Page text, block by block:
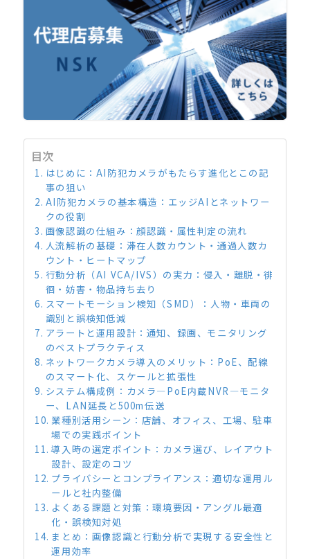
目次
はじめに：AI防犯カメラがもたらす進化とこの記
事の狙い
AI防犯カメラの基本構造：エッジAIとネットワー
クの役割
画像認識の仕組み：顔認識・属性判定の流れ
人流解析の基礎：滞在人数カウント・通過人数カ
ウント・ヒートマップ
行動分析（AI VCA/IVS）の実力：侵入・離脱・徘
徊・妨害・物品持ち去り
スマートモーション検知（SMD）：人物・車両の
識別と誤検知低減
アラートと運用設計：通知、録画、モニタリング
のベストプラクティス
ネットワークカメラ導入のメリット：PoE、配線
のスマート化、スケールと拡張性
システム構成例：カメラ—PoE内蔵NVR—モニタ
ー、LAN延長と500m伝送
業種別活用シーン：店舗、オフィス、工場、駐車
場での実践ポイント
導入時の選定ポイント：カメラ選び、レイアウト
設計、設定のコツ
プライバシーとコンプライアンス：適切な運用ル
ールと社内整備
よくある課題と対策：環境要因・アングル最適
化・誤検知対処
まとめ：画像認識と行動分析で実現する安全性と
運用効率